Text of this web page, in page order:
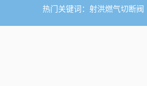
热门关键词： 射洪燃气切断阀